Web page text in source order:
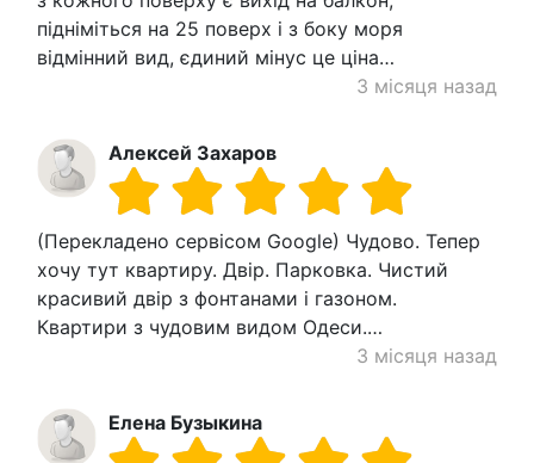
підніміться на 25 поверх і з боку моря
відмінний вид, єдиний мінус це ціна…
3 місяця назад
Алексей Захаров
(Перекладено сервісом Google) Чудово. Тепер
хочу тут квартиру. Двір. Парковка. Чистий
красивий двір з фонтанами і газоном.
Квартири з чудовим видом Одеси.…
3 місяця назад
Елена Бузыкина